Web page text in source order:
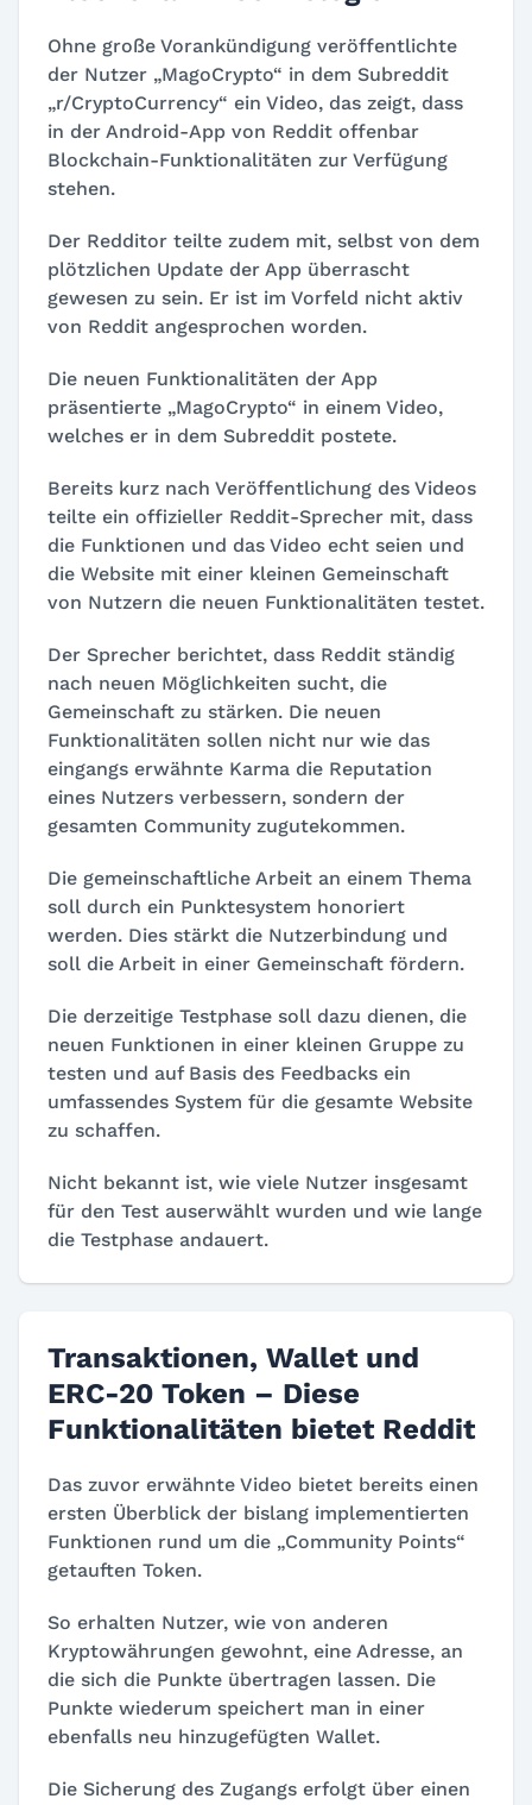
Ohne große Vorankündigung veröffentlichte
der Nutzer „MagoCrypto“ in dem Subreddit
„r/CryptoCurrency“ ein Video, das zeigt, dass
in der Android-App von Reddit offenbar
Blockchain-Funktionalitäten zur Verfügung
stehen.
Der Redditor teilte zudem mit, selbst von dem
plötzlichen Update der App überrascht
gewesen zu sein. Er ist im Vorfeld nicht aktiv
von Reddit angesprochen worden.
Die neuen Funktionalitäten der App
präsentierte „MagoCrypto“ in einem Video,
welches er in dem Subreddit postete.
Bereits kurz nach Veröffentlichung des Videos
teilte ein offizieller Reddit-Sprecher mit, dass
die Funktionen und das Video echt seien und
die Website mit einer kleinen Gemeinschaft
von Nutzern die neuen Funktionalitäten testet.
Der Sprecher berichtet, dass Reddit ständig
nach neuen Möglichkeiten sucht, die
Gemeinschaft zu stärken. Die neuen
Funktionalitäten sollen nicht nur wie das
eingangs erwähnte Karma die Reputation
eines Nutzers verbessern, sondern der
gesamten Community zugutekommen.
Die gemeinschaftliche Arbeit an einem Thema
soll durch ein Punktesystem honoriert
werden. Dies stärkt die Nutzerbindung und
soll die Arbeit in einer Gemeinschaft fördern.
Die derzeitige Testphase soll dazu dienen, die
neuen Funktionen in einer kleinen Gruppe zu
testen und auf Basis des Feedbacks ein
umfassendes System für die gesamte Website
zu schaffen.
Nicht bekannt ist, wie viele Nutzer insgesamt
für den Test auserwählt wurden und wie lange
die Testphase andauert.
Transaktionen, Wallet und
ERC-20 Token – Diese
Funktionalitäten bietet Reddit
Das zuvor erwähnte Video bietet bereits einen
ersten Überblick der bislang implementierten
Funktionen rund um die „Community Points“
getauften Token.
So erhalten Nutzer, wie von anderen
Kryptowährungen gewohnt, eine Adresse, an
die sich die Punkte übertragen lassen. Die
Punkte wiederum speichert man in einer
ebenfalls neu hinzugefügten Wallet.
Die Sicherung des Zugangs erfolgt über einen